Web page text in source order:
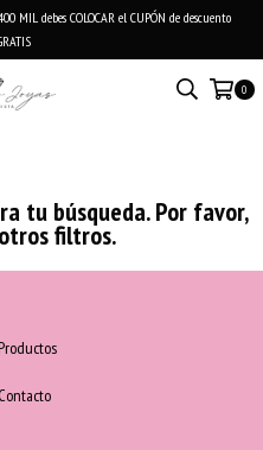
MIL debes COLOCAR el CUPÓN de descuento
0
tu búsqueda. Por favor,
filtros.
Contacto